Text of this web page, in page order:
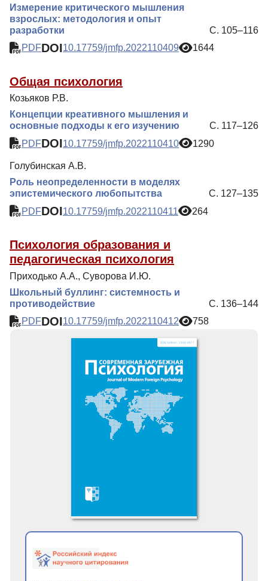
Измерение критического мышления
взрослых: методология и опыт
разработки
С. 105–116
PDFDOI10.17759/jmfp.2022110409 1644
Общая психология
Козьяков Р.В.
Концепции креативного мышления и
основные подходы к его изучению
С. 117–126
PDFDOI10.17759/jmfp.2022110410 1290
Голубинская А.В.
Роль неопределенности в моделях
эпистемического любопытства
С. 127–135
PDFDOI10.17759/jmfp.2022110411 264
Психология образования и
педагогическая психология
Приходько А.А., Суворова И.Ю.
Школьный буллинг: системность и
противодействие
С. 136–144
PDFDOI10.17759/jmfp.2022110412 758